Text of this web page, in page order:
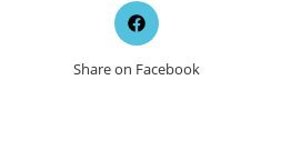
Opens
in
new
Share on Facebook